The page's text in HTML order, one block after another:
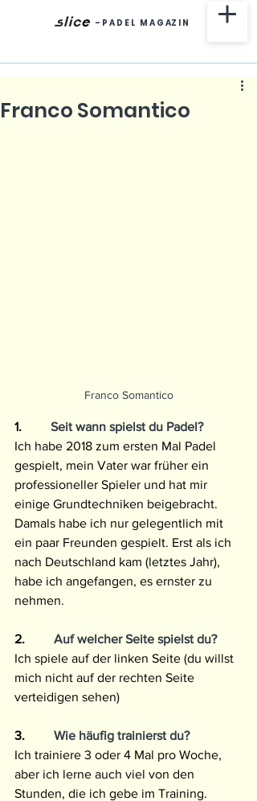
- P A D E L M A G AZ I N
Franco Somantico
Franco Somantico
1. Seit wann spielst du Padel?
Ich habe 2018 zum ersten Mal Padel
gespielt, mein Vater war früher ein
professioneller Spieler und hat mir
einige Grundtechniken beigebracht.
Damals habe ich nur gelegentlich mit
ein paar Freunden gespielt. Erst als ich
nach Deutschland kam (letztes Jahr),
habe ich angefangen, es ernster zu
nehmen.
2. Auf welcher Seite spielst du?
Ich spiele auf der linken Seite (du willst
mich nicht auf der rechten Seite
verteidigen sehen)
3. Wie häufig trainierst du?
Ich trainiere 3 oder 4 Mal pro Woche,
aber ich lerne auch viel von den
Stunden, die ich gebe im Training.